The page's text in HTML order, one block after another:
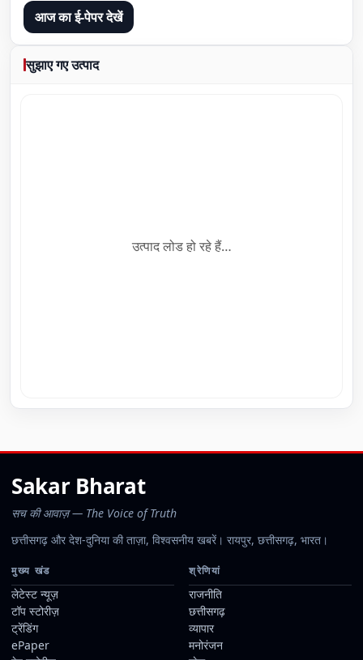
आज का ई-पेपर देखें
सुझाए गए उत्पाद
उत्पाद लोड हो रहे हैं…
Sakar Bharat
सच की आवाज़ — The Voice of Truth
छत्तीसगढ़ और देश-दुनिया की ताज़ा, विश्वसनीय खबरें। रायपुर, छत्तीसगढ़, भारत।
मुख्य खंड
लेटेस्ट न्यूज़
टॉप स्टोरीज़
ट्रेंडिंग
ePaper
श्रेणियां
राजनीति
छत्तीसगढ़
व्यापार
मनोरंजन